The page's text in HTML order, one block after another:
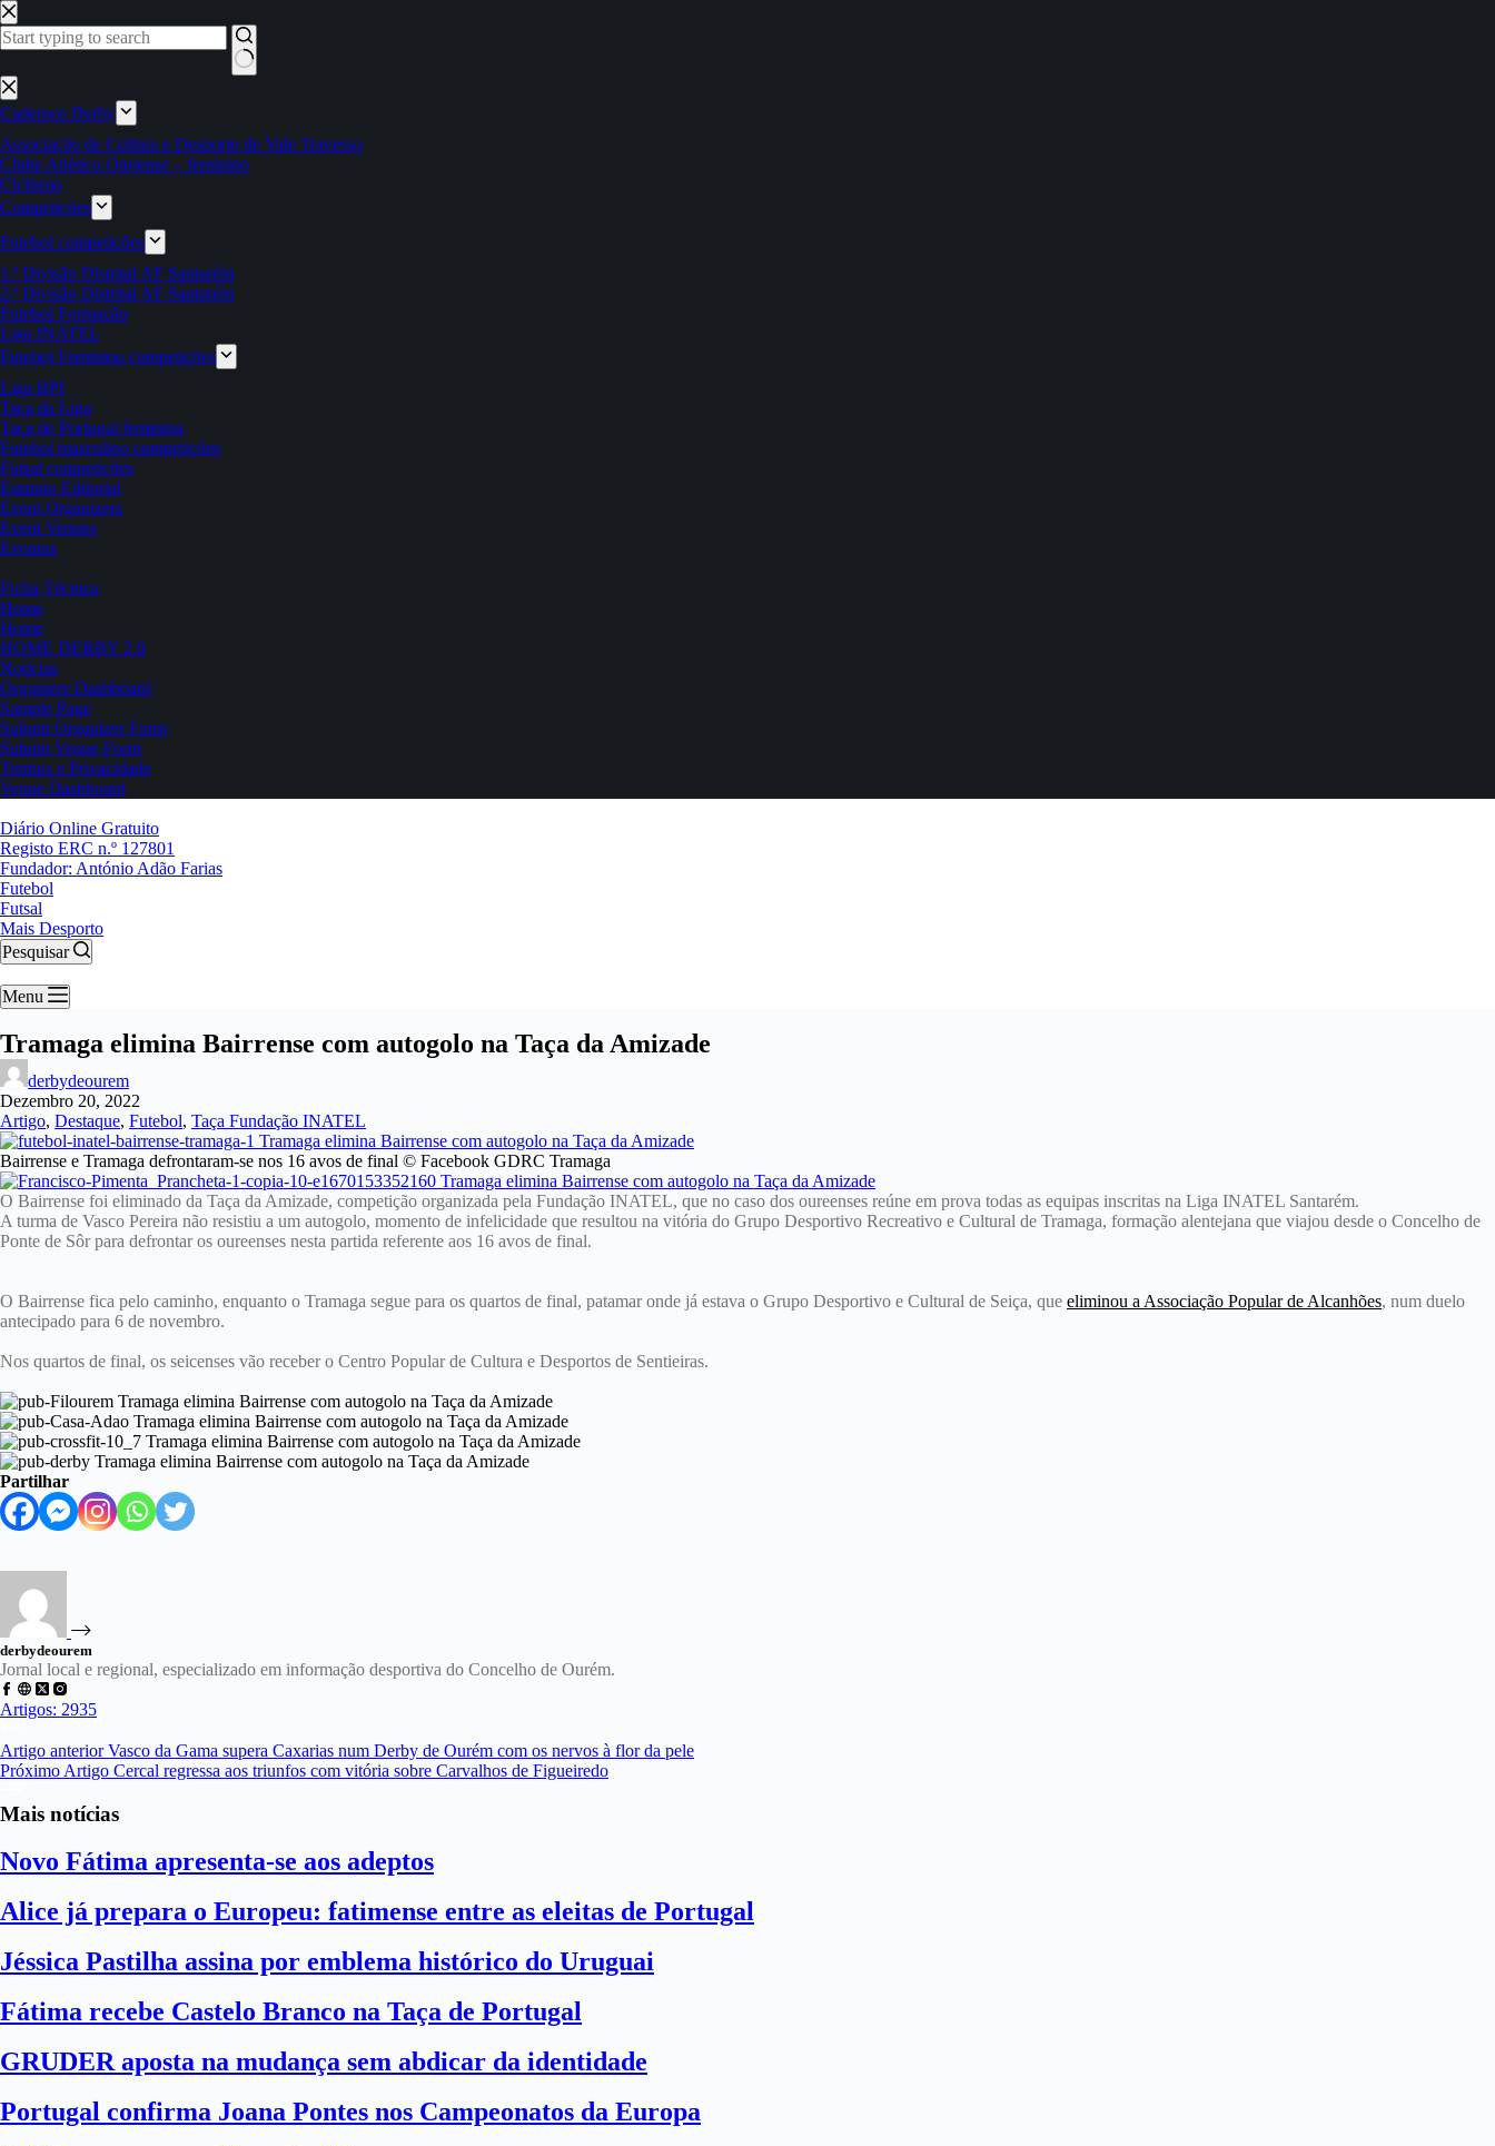
Pular
para
o
Sem
resultados
Cadernos Derby
Associação de Cultura e Desporto de Vale Travesso
Clube Atlético Ouriense – feminino
Ciclismo
Competições
Futebol competições
1.ª Divisão Distrital AF Santarém
2.ª Divisão Distrital AF Santarém
Futebol Formação
Liga INATEL
Futebol Feminino competições
Liga BPI
Taça da Liga
Taça de Portugal feminina
Futebol masculino competições
Futsal competições
Estatuto Editorial
Event Organizers
Event Venues
Eventos
Ficha Técnica
Home
Home
HOME DERBY 2.0
Notícias
Organizer Dashboard
Sample Page
Submit Organizer Form
Submit Venue Form
Termos e Privacidade
Venue Dashboard
Diário Online Gratuito
Registo ERC n.º 127801
Fundador: António Adão Farias
Futebol
Futsal
Mais Desporto
Pesquisar
Menu
Tramaga elimina Bairrense com autogolo na Taça da Amizade
derbydeourem
Dezembro 20, 2022
Artigo, Destaque, Futebol, Taça Fundação INATEL
Bairrense e Tramaga defrontaram-se nos 16 avos de final © Facebook GDRC Tramaga
O Bairrense foi eliminado da Taça da Amizade, competição organizada pela Fundação INATEL, que no caso dos oureenses reúne em prova todas as equipas inscritas na Liga INATEL Santarém.
A turma de Vasco Pereira não resistiu a um autogolo, momento de infelicidade que resultou na vitória do Grupo Desportivo Recreativo e Cultural de Tramaga, formação alentejana que viajou desde o Concelho de
Ponte de Sôr para defrontar os oureenses nesta partida referente aos 16 avos de final.
O Bairrense fica pelo caminho, enquanto o Tramaga segue para os quartos de final, patamar onde já estava o Grupo Desportivo e Cultural de Seiça, que eliminou a Associação Popular de Alcanhões, num duelo
antecipado para 6 de novembro.
Nos quartos de final, os seicenses vão receber o Centro Popular de Cultura e Desportos de Sentieiras.
Partilhar
derbydeourem
Jornal local e regional, especializado em informação desportiva do Concelho de Ourém.
Artigos: 2935
Artigo anteriorVasco da Gama supera Caxarias num Derby de Ourém com os nervos à flor da pele
Próximo Artigo Cercal regressa aos triunfos com vitória sobre Carvalhos de Figueiredo
Mais notícias
Novo Fátima apresenta-se aos adeptos
Alice já prepara o Europeu: fatimense entre as eleitas de Portugal
Jéssica Pastilha assina por emblema histórico do Uruguai
Fátima recebe Castelo Branco na Taça de Portugal
GRUDER aposta na mudança sem abdicar da identidade
Portugal confirma Joana Pontes nos Campeonatos da Europa